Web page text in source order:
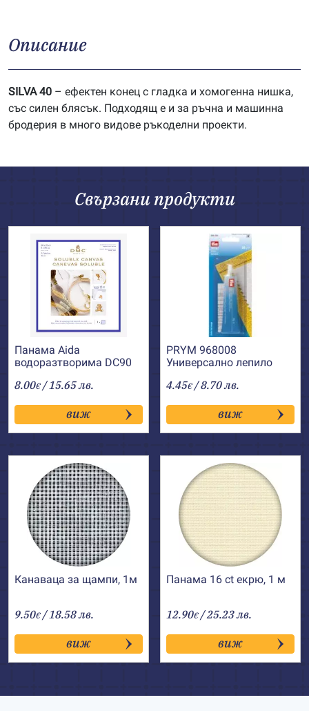
Описание
SILVA 40 – ефектен конец с гладка и хомогенна нишка,
със силен блясък. Подходящ е и за ръчна и машинна
бродерия в много видове ръкоделни проекти.
Свързани продукти
Панама Aida
водоразтворима DC90
8.00€ / 15.65 лв.
виж
PRYM 968008
Универсално лепило
4.45€ / 8.70 лв.
виж
Канаваца за щампи, 1м
9.50€ / 18.58 лв.
виж
Панама 16 ct екрю, 1 м
12.90€ / 25.23 лв.
виж